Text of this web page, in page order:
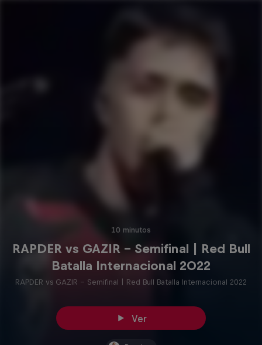
10 minutos
RAPDER vs GAZIR - Semifinal | Red Bull
Batalla Internacional 2022
RAPDER vs GAZIR - Semifinal | Red Bull Batalla Internacional 2022
Ver